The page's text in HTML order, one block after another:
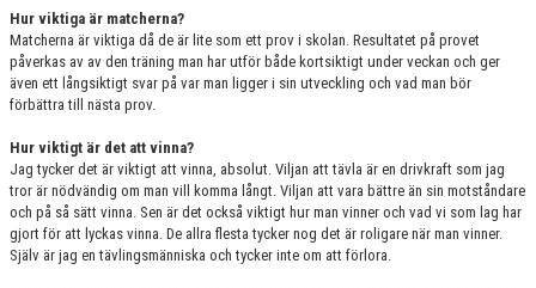
Hur viktiga är matcherna?
Matcherna är viktiga då de är lite som ett prov i skolan. Resultatet på provet
påverkas av av den träning man har utför både kortsiktigt under veckan och ger
även ett långsiktigt svar på var man ligger i sin utveckling och vad man bör
förbättra till nästa prov.
Hur viktigt är det att vinna?
Jag tycker det är viktigt att vinna, absolut. Viljan att tävla är en drivkraft som jag
tror är nödvändig om man vill komma långt. Viljan att vara bättre än sin motståndare
och på så sätt vinna. Sen är det också viktigt hur man vinner och vad vi som lag har
gjort för att lyckas vinna. De allra flesta tycker nog det är roligare när man vinner.
Själv är jag en tävlingsmänniska och tycker inte om att förlora.